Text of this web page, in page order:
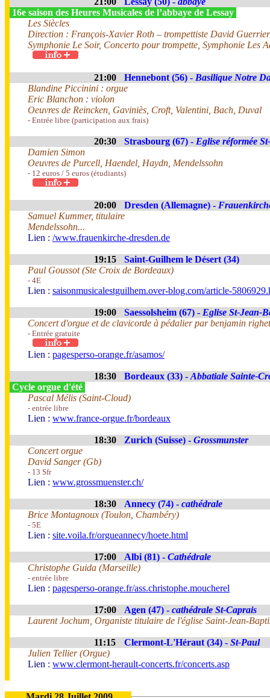
16e saison des Heures Musicales de l’abbaye de Lessay
Les Siècles
Direction : François-Xavier Roth – trompettiste David Guerrier
Symphonie Le Soir, Concerto pour trompette, Symphonie Les
21:00 Hennebont (56) - Basilique Notre
Blandine Piccinini : orgue
Eric Blanchon : violon
Oeuvres de Reincken, Gaviniès, Croft, Valentini, Bach, Duval
- Entrée libre (participation aux frais)
20:30 Strasbourg (67) - Eglise réformée
Damien Simon
Oeuvres de Purcell, Haendel, Haydn, Mendelssohn
- 12 euros / 5 euros (étudiants)
20:00 Dresden (Allemagne) -
Samuel Kummer, titulaire
Mendelssohn...
Lien : /www.frauenkirche-dresden.de
19:15
Saint-Guilhem le Désert (34)
Paul Goussot (Ste Croix de Bordeaux)
- 4E
Lien : saisonmusicalestguilhem.over-blog.com/article-
19:00 Saessolsheim (67) - Eglise St-Jean-
Concert d'orgue et de clavicorde à pédalier par benjamin
- Entrée gratuite
Lien : pagesperso-orange.fr/asamos/
18:30 Bordeaux (33) - Abbatiale Sainte-
Cycle orgue d'été
Pascal Mélis (Saint-Cloud)
- entrée libre
Lien : www.france-orgue.fr/bordeaux
18:30 Zurich (Suisse) - Grossmunster
Concert orgue
David Sanger (Gb)
- 13 Sfr
Lien : www.grossmuenster.ch/
18:30 Annecy (74) - cathédrale
Brice Montagnoux (Toulon, Chambéry)
- 5E
Lien : site.voila.fr/orgueannecy/hoete.html
17:00 Albi (81) - Cathédrale
Christophe Guida (Marseille)
- entrée libre
Lien : pagesperso-orange.fr/ass.christophe.moucherel
17:00 Agen (47) - cathédrale St-Caprais
Laurent Jochum, Organiste titulaire de l'église Saint-Jean-
11:15 Clermont-L'Héraut (34) - St-Paul
Julien Tellier (Orgue)
Lien : www.clermont-herault-concerts.fr/concerts.asp